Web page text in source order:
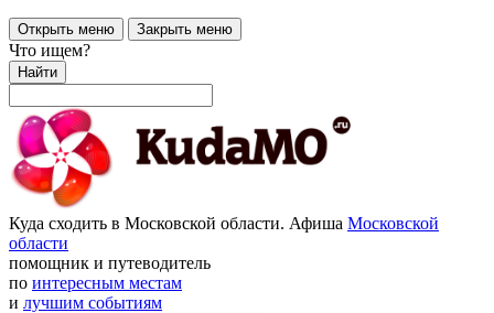
Открыть меню Закрыть меню
Что ищем?
Найти
Куда сходить в Московской области. Афиша Московской
области
помощник и путеводитель
по интересным местам
и лучшим событиям